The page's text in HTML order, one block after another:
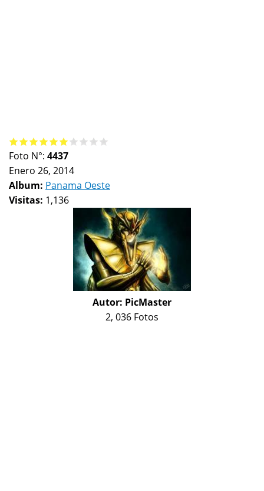
Foto N°: 4437
Enero 26, 2014
Album: Panama Oeste
Visitas: 1,136
Autor: PicMaster
2, 036 Fotos